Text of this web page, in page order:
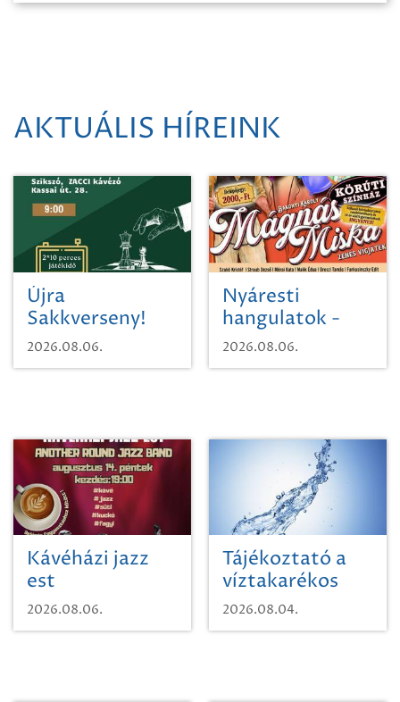
AKTUÁLIS HÍREINK
Újra
Sakkverseny!
2026.08.06.
Nyáresti
hangulatok -
Mágnás Miska
2026.08.06.
Kávéházi jazz
est
2026.08.06.
Tájékoztató a
víztakarékos
vízhasználatról
2026.08.04.